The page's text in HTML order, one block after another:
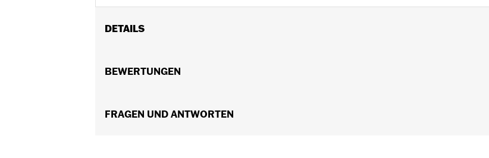
DETAILS
FLSTFB und FLSTFBS Modelle ’00–’17 erfordern Montagekit P/N 91800025. Nicht in
Material:Hartbeschichtetes Polycarbonat
BEWERTUNGEN
FRAGEN UND ANTWORTEN